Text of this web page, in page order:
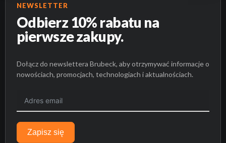
NEWSLETTER
Odbierz 10% rabatu na
pierwsze zakupy.
Dołącz do newslettera Brubeck, aby otrzymywać informacje o
nowościach, promocjach, technologiach i aktualnościach.
Zapisz się